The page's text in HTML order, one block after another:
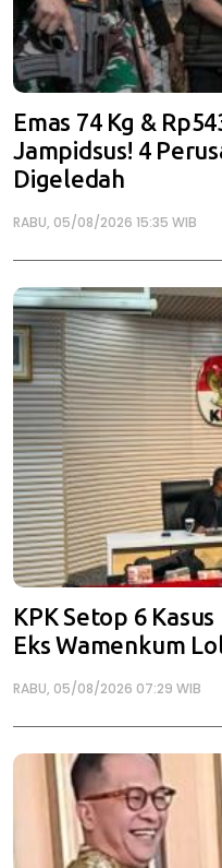
Emas 74 Kg &
Jampidsus! 4
Digeledah
RABU, 05/08/2026 15:35 WIB
KPK Setop 6
Eks Wamenkum
RABU, 05/08/2026 07:29 WIB